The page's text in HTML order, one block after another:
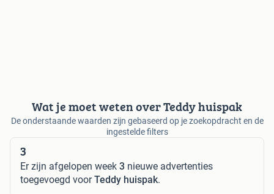
Wat je moet weten over Teddy huispak
De onderstaande waarden zijn gebaseerd op je zoekopdracht en de
ingestelde filters
3
Er zijn afgelopen week 3 nieuwe advertenties
toegevoegd voorTeddy huispak.